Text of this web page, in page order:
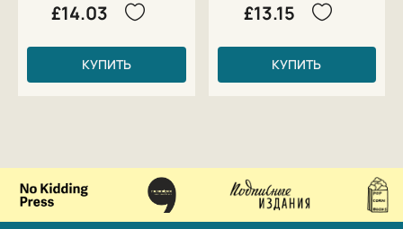
£14.03
КУПИТЬ
£13.15
КУПИТЬ